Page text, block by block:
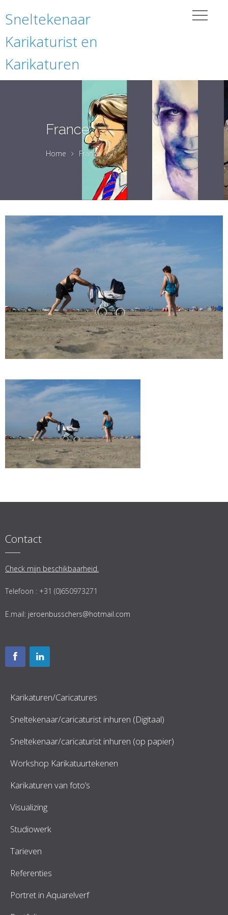
Sneltekenaar
Karikaturist en
Karikaturen
France
Home France
Contact
Check mijn beschikbaarheid.
Telefoon : +31 (0)650973271
E.mail: jeroenbusschers@hotmail.com
Karikaturen/Caricatures
Sneltekenaar/caricaturist inhuren (Digitaal)
Sneltekenaar/caricaturist inhuren (op papier)
Workshop Karikatuurtekenen
Karikaturen van foto’s
Visualizing
Studiowerk
Tarieven
Referenties
Portret in Aquarelverf